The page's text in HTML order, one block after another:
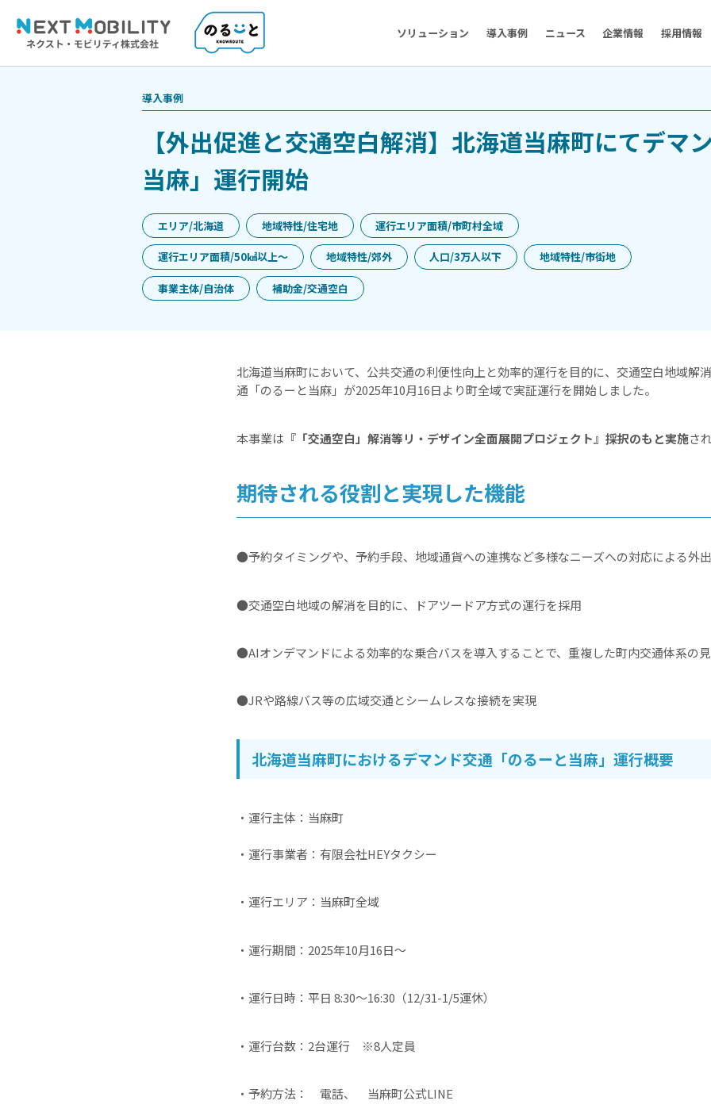
ソリューション 導入事例 ニュース 企業情報 採用情報
導入事例
【外出促進と交通空白解消】北海道当麻町にてデマ
当麻」運行開始
エリア/北海道 地域特性/住宅地 運行エリア面積/市町村全域
運行エリア面積/50㎢以上〜 地域特性/郊外 人口/3万人以下 地域特性/市街地
事業主体/自治体 補助金/交通空白
北海道当麻町において、公共交通の利便性向上と効率的運行を目的に、交通空白地域解
通「のるーと当麻」が2025年10月16日より町全域で実証運行を開始しました。
本事業は 『「交通空白」解消等リ・デザイン全面展開プロジェクト』採択のもと実施さ
期待される役割と実現した機能
●予約タイミングや、予約手段、地域通貨への連携など多様なニーズへの対応による外
●交通空白地域の解消を目的に、ドアツードア方式の運行を採用
●AIオンデマンドによる効率的な乗合バスを導入することで、重複した町内交通体系の
●JRや路線バス等の広域交通とシームレスな接続を実現
北海道当麻町におけるデマンド交通「のるーと当麻」運行概要
・運行主体：当麻町
・運行事業者：有限会社HEYタクシー
・運行エリア：当麻町全域
・運行期間：2025年10月16日〜
・運行日時：平日 8:30～16:30（12/31-1/5運休）
・運行台数：2台運行 ※8人定員
・予約方法： 電話、 当麻町公式LINE